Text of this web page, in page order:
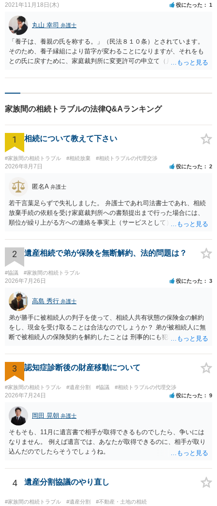
2021年11月18日(木) 役にたった 1
丸山 幸司 弁護士
「養子は、養親の氏を称する。」（民法８１０条）とされています。
そのため、養子縁組により苗字が変わることになりますが、それをも
との氏に戻すために、家庭裁判所に変更許可の申立て（戸籍法１０７
い事由」にあたることが認められなければなりません。 「やむを得な
家族間の相続トラブルの法律Q&Aランキング
1 相続について教えて下さい
#家族間の相続トラブル #相続放棄 #相続トラブルの代理交渉
2026年8月7日 役にたった 2
匿名A 弁護士
若干言葉足らずで失礼しました。 弁護士であれ司法書士であれ、相続
放棄手続の依頼を受け家庭裁判所への書類提出まで行った場合には、
順位が繰り上がる方への連絡を事実上（サービスとして）行うことは
できない、という意味でした。
2 遺産相続で弟が保険を無断解約、法的問題は？
#協議 #家族間の相続トラブル
2026年7月26日 役にたった 3
高島 秀行 弁護士
弟が勝手に被相続人の判子を使って、相続人共有状態の保険金の解約
をし、現金を受け取ることは合法なのでしょうか？ 弟が被相続人に無
断で被相続人の保険契約を解約したことは 刑事的にも犯罪となる可能
された書類のコピーを取得して、弁護士に面談で詳しい事情を話して
相談 されたら良いと思います。
3 認知症診断後の財産移動について
#家族間の相続トラブル #遺産分割 #協議 #相続トラブルの代理交渉
2026年7月24日 役にたった 9
岡田 晃朝 弁護士
そもそも、11月に遺言書で相手が取得できるものでしたら、争いには
なりません。 例えば遺言では、あなたが取得できるのに、相手が取り
込んだのでしたらそうでしょうね。
4 遺産分割協議のやり直し
#家族間の相続トラブル #遺産分割
#不動産・土地の相続